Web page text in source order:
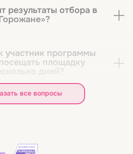
результаты отбора в
участник программы
площадку
дней?
программы «Горожане»
участник программы
все вопросы